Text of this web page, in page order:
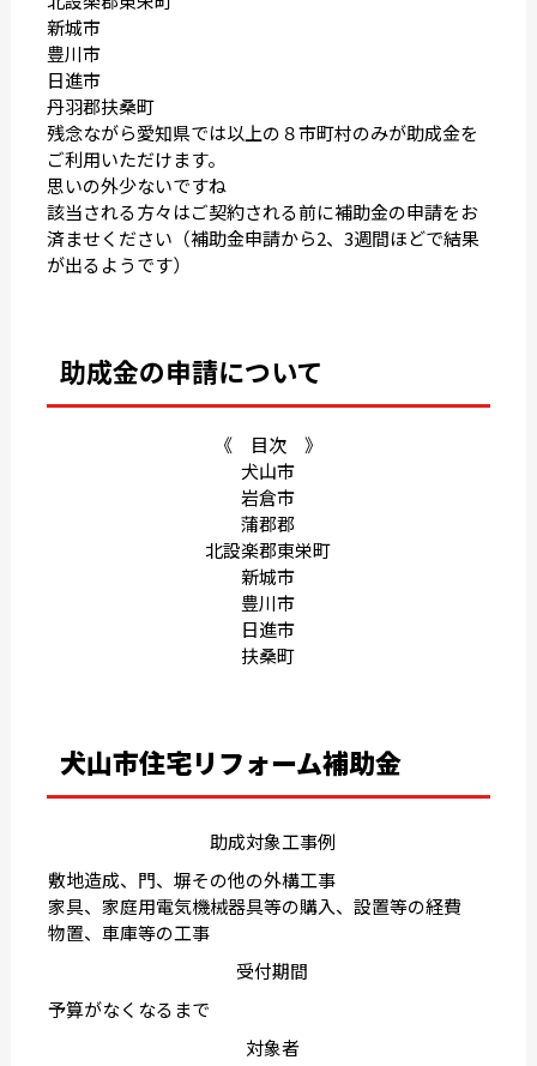
新城市
豊川市
日進市
丹羽郡扶桑町
残念ながら愛知県では以上の８市町村のみが助成金を
ご利用いただけます。
思いの外少ないですね
該当される方々はご契約される前に補助金の申請をお
済ませください（補助金申請から2、3週間ほどで結果
が出るようです）
助成金の申請について
《 目次 》
犬山市
岩倉市
蒲郡郡
北設楽郡東栄町
新城市
豊川市
日進市
扶桑町
犬山市住宅リフォーム補助金
助成対象工事例
敷地造成、門、塀その他の外構工事
家具、家庭用電気機械器具等の購入、設置等の経費
物置、車庫等の工事
受付期間
予算がなくなるまで
対象者